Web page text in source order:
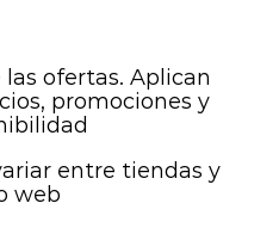
ofertas. Aplican
promociones y
entre tiendas y
web